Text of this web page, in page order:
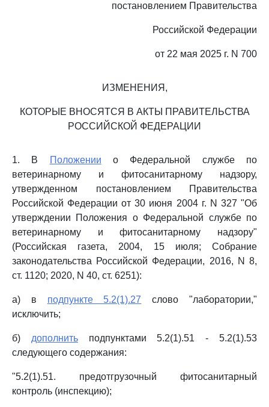
постановлением Правительства
Российской Федерации
от 22 мая 2025 г. N 700
ИЗМЕНЕНИЯ,
КОТОРЫЕ ВНОСЯТСЯ В АКТЫ ПРАВИТЕЛЬСТВА
РОССИЙСКОЙ ФЕДЕРАЦИИ
1. В Положении о Федеральной службе по
ветеринарному и фитосанитарному надзору,
утвержденном постановлением Правительства
Российской Федерации от 30 июня 2004 г. N 327 "Об
утверждении Положения о Федеральной службе по
ветеринарному и фитосанитарному надзору"
(Российская газета, 2004, 15 июля; Собрание
законодательства Российской Федерации, 2016, N 8,
ст. 1120; 2020, N 40, ст. 6251):
а) в подпункте 5.2(1).27 слово "лаборатории,"
исключить;
б) дополнитьподпунктами 5.2(1).51 - 5.2(1).53
следующего содержания:
"5.2(1).51. предотгрузочный фитосанитарный
контроль (инспекцию);